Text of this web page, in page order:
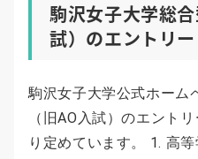
駒沢女子大学総
試）のエントリ
駒沢女子大学公式ホーム
（旧AO入試）のエント
り定めています。 1. 高